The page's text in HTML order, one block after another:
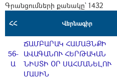
Գրանցումների քանակը` 1432
ՀՀ Վերնագիր
56-
Ա
ՃԱՄԲԱՐԱԿ ՀԱՄԱՅՆՔԻ
ԱՎԱԳԱՆՈՒ ՀԵՐԹԱԿԱՆ
ՆԻՍՏԻ ՕՐ ՍԱՀՄԱՆԵԼՈՒ
ՄԱՍԻՆ